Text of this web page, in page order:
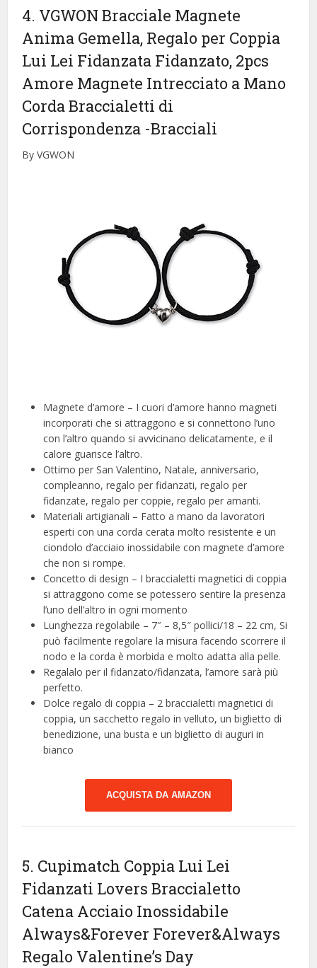
4. VGWON Bracciale Magnete
Anima Gemella, Regalo per Coppia
Lui Lei Fidanzata Fidanzato, 2pcs
Amore Magnete Intrecciato a Mano
Corda Braccialetti di
Corrispondenza -Bracciali
By VGWON
Magnete d’amore – I cuori d’amore hanno magneti
incorporati che si attraggono e si connettono l’uno
con l’altro quando si avvicinano delicatamente, e il
calore guarisce l’altro.
Ottimo per San Valentino, Natale, anniversario,
compleanno, regalo per fidanzati, regalo per
fidanzate, regalo per coppie, regalo per amanti.
Materiali artigianali – Fatto a mano da lavoratori
esperti con una corda cerata molto resistente e un
ciondolo d’acciaio inossidabile con magnete d’amore
che non si rompe.
Concetto di design – I braccialetti magnetici di coppia
si attraggono come se potessero sentire la presenza
l’uno dell’altro in ogni momento
Lunghezza regolabile – 7″ – 8,5″ pollici/18 – 22 cm, Si
può facilmente regolare la misura facendo scorrere il
nodo e la corda è morbida e molto adatta alla pelle.
Regalalo per il fidanzato/fidanzata, l’amore sarà più
perfetto.
Dolce regalo di coppia – 2 braccialetti magnetici di
coppia, un sacchetto regalo in velluto, un biglietto di
benedizione, una busta e un biglietto di auguri in
bianco
ACQUISTA DA AMAZON
5. Cupimatch Coppia Lui Lei
Fidanzati Lovers Braccialetto
Catena Acciaio Inossidabile
Always&Forever Forever&Always
Regalo Valentine’s Day